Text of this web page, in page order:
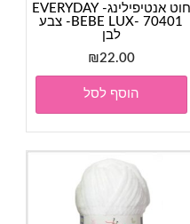
חוט אנטיפילינג- EVERYDAY
BEBE LUX- 70401- צבע
לבן
₪22.00
הוסף לסל